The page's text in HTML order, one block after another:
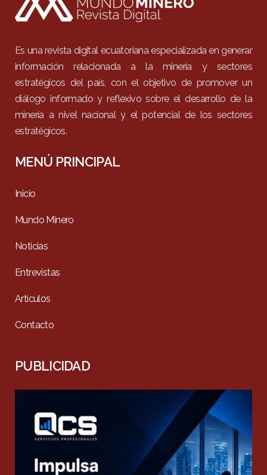
Es una revista digital ecuatoriana especializada en generar
información relacionada a la minería y sectores
estratégicos del país, con el objetivo de promover un
diálogo informado y reflexivo sobre el desarrollo de la
minería a nivel nacional y el potencial de los sectores
estratégicos.
MENÚ PRINCIPAL
Inicio
Mundo Minero
Noticias
Entrevistas
Artículos
Contacto
PUBLICIDAD